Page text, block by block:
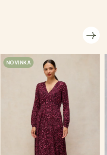
NOVINKA